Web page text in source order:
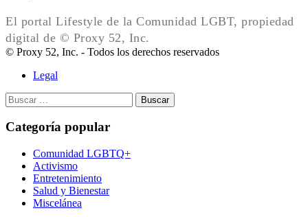
El portal Lifestyle de la Comunidad LGBT, propiedad
digital de © Proxy 52, Inc.
© Proxy 52, Inc. - Todos los derechos reservados
Legal
Buscar:
Categoría popular
Comunidad LGBTQ+
Activismo
Entretenimiento
Salud y Bienestar
Miscelánea